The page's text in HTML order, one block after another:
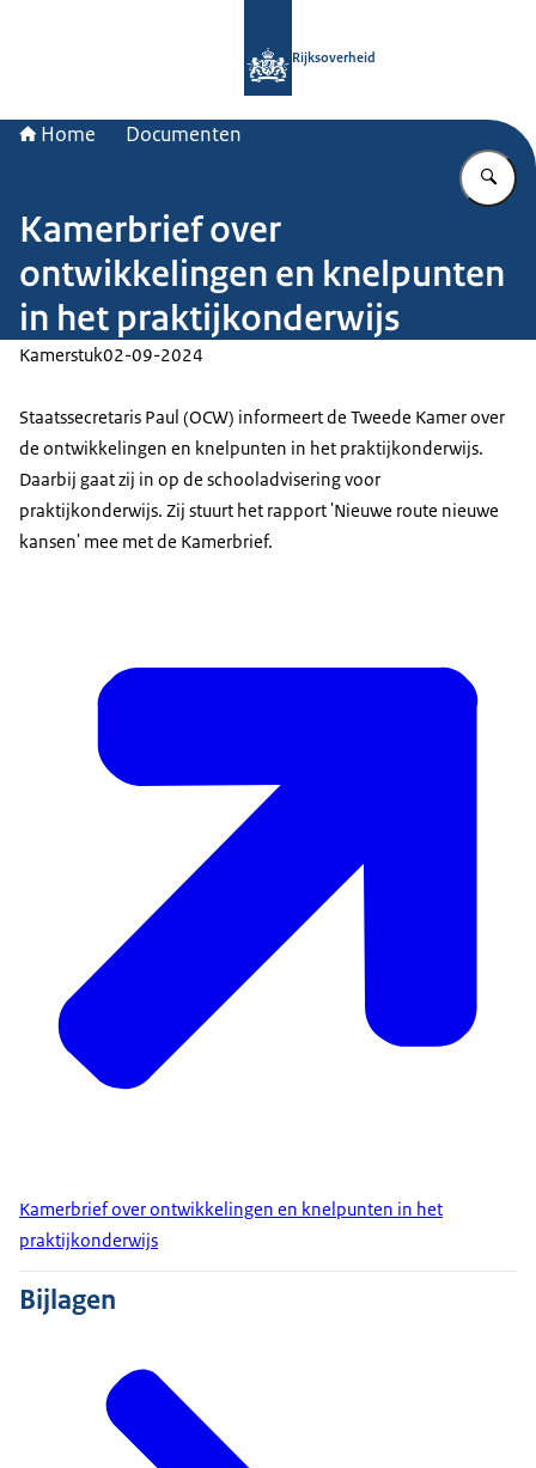
Rijksoverheid
Home Documenten
Kamerbrief over
ontwikkelingen en knelpunten
in het praktijkonderwijs
Kamerstuk02-09-2024
Staatssecretaris Paul (OCW) informeert de Tweede Kamer over
de ontwikkelingen en knelpunten in het praktijkonderwijs.
Daarbij gaat zij in op de schooladvisering voor
praktijkonderwijs. Zij stuurt het rapport 'Nieuwe route nieuwe
kansen' mee met de Kamerbrief.
Kamerbrief over ontwikkelingen en knelpunten in het
praktijkonderwijs
Bijlagen